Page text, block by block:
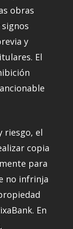
obras
y
El
riesgo, el
copia
para
no infrinja
En